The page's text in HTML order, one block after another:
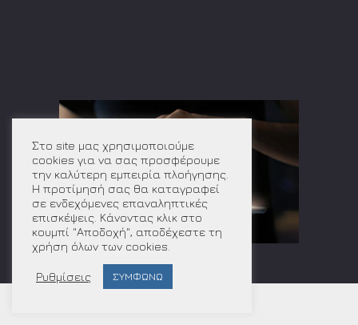
Στο site μας χρησιμοποιούμε
cookies για να σας προσφέρουμε
την καλύτερη εμπειρία πλοήγησης.
Η προτίμησή σας θα καταγραφεί
σε ενδεχόμενες επαναληπτικές
επισκέψεις. Κάνοντας κλικ στο
κουμπί "Αποδοχή", αποδέχεστε τη
χρήση όλων των cookies.
Ρυθμίσεις ΣΥΜΦΩΝΩ